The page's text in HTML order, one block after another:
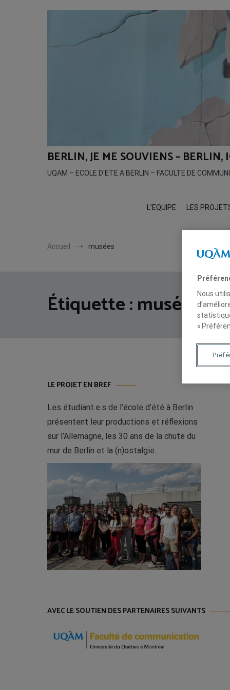
BERLIN, JE ME SOUVIENS –
UQAM – ECOLE D'ETE A BERLIN – FACULTE DE
L’EQUIPE LES
Accueil musées
Étiquette :musées
LE PROJET EN BREF
Les étudiant.e.s de l’école d’été à Berlin
présentent leur productions et réflexions
sur l’Allemagne, les 30 ans de la chute du
mur de Berlin et la (n)ostalgie.
AVEC LE SOUTIEN DES PARTENAIRES SUIVANTS
Nous
«